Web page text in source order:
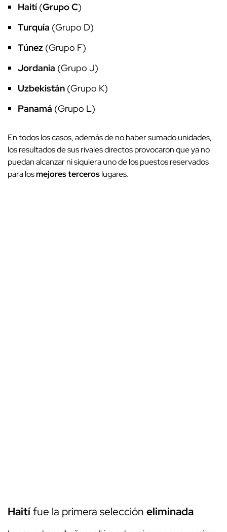
Haití(Grupo C)
Turquía (Grupo D)
Túnez (Grupo F)
Jordania (Grupo J)
Uzbekistán (Grupo K)
Panamá (Grupo L)
En todos los casos, además de no haber sumado unidades,
los resultados de sus rivales directos provocaron que ya no
puedan alcanzar ni siquiera uno de los puestos reservados
para losmejores terceroslugares.
Haitífue la primera selección eliminada